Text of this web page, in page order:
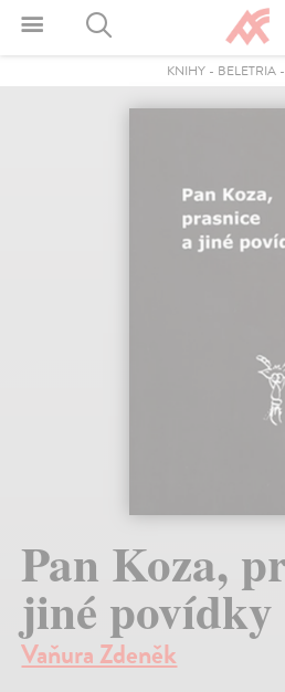
KNIHY - BELETRIA -
Pan Koza,
jiné povídky
Vaňura Zdeněk